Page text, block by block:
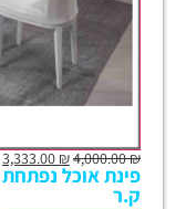
₪
4,000.00
₪
ק.ר